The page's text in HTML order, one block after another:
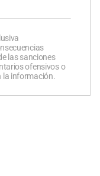
las sanciones
ofensivos o
la información.